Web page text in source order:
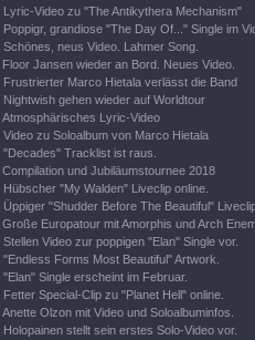
Lyric-Video zu "The Antikythera Mechanism"
Poppigr, grandiose "The Day Of..." Single im
Schönes, neus Video. Lahmer Song.
Floor Jansen wieder an Bord. Neues Video.
Frustrierter Marco Hietala verlässt die Band
Nightwish gehen wieder auf Worldtour
Atmosphärisches Lyric-Video
Video zu Soloalbum von Marco Hietala
"Decades" Tracklist ist raus.
Compilation und Jubiläumstournee 2018
Hübscher "My Walden" Liveclip online.
Üppiger "Shudder Before The Beautiful"
Große Europatour mit Amorphis und Arch
Stellen Video zur poppigen "Elan" Single vor.
"Endless Forms Most Beautiful" Artwork.
"Elan" Single erscheint im Februar.
Fetter Special-Clip zu "Planet Hell" online.
Anette Olzon mit Video und Soloalbuminfos.
Holopainen stellt sein erstes Solo-Video vor.